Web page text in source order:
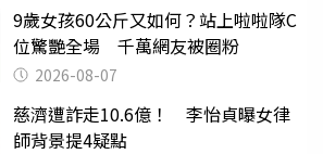
9歲女孩60公斤又如何？站上啦啦隊C
位驚艷全場 千萬網友被圈粉
2026-08-07
慈濟遭詐走10.6億！ 李怡貞曝女律
師背景提4疑點